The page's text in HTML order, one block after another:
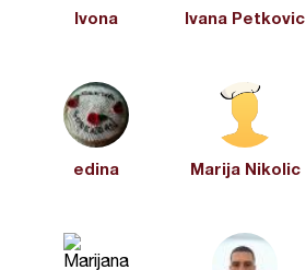
Ivona Ivana Petkovic
edina Marija Nikolic